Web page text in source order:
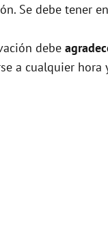
Se debe tener
debe
a cualquier